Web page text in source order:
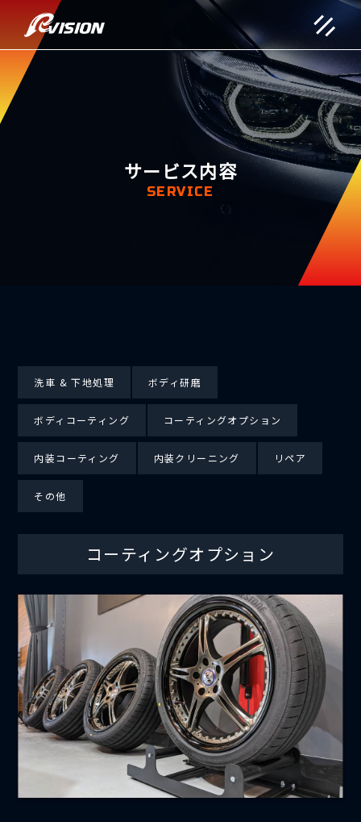
サービス内容
SERVICE
洗車 & 下地処理 ボディ研磨
ボディコーティング コーティングオプション
内装コーティング 内装クリーニング リペア
その他
コーティングオプション